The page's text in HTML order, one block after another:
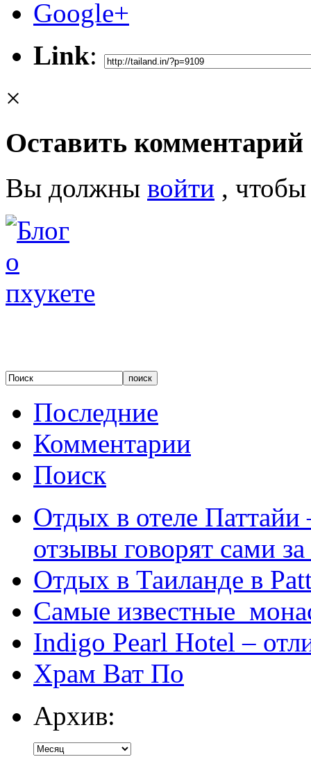
Google+
Link:
×
Оставить комментарий
Вы должны войти ,
Последние
Комментарии
Поиск
Отдых в отеле
отзывы говорят сами за
Отдых в Таиланде в
Самые известные
Indigo Pearl Hotel –
Храм Ват По
Архив: